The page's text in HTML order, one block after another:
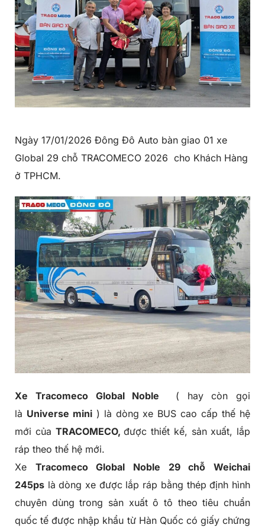
Ngày 17/01/2026 Đông Đô Auto bàn giao 01 xe
Global 29 chỗ TRACOMECO 2026 cho Khách Hàng
ở TPHCM.
Xe TracomecoGlobal Noble ( hay còn gọi
là Universe mini) là dòng xe BUS cao cấp thế hệ
mới của TRACOMECO,được thiết kế, sản xuất, lắp
ráp theo thế hệ mới.
Xe Tracomeco Global Noble 29 chỗ Weichai
245ps là dòng xe được lắp ráp bằng thép định hình
chuyên dùng trong sản xuất ô tô theo tiêu chuẩn
quốc tế được nhập khẩu từ Hàn Quốc có giấy chứng